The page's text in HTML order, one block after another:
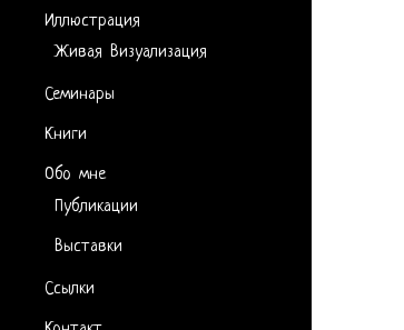
Иллюстрация
Живая Визуализация
Семинары
Книги
Обо мне
Публикации
Выставки
Ссылки